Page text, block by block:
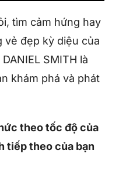
tìm cảm hứng hay
vẻ đẹp kỳ diệu của
SMITH là
khám phá và phát
theo tốc độ của
tiếp theo của bạn